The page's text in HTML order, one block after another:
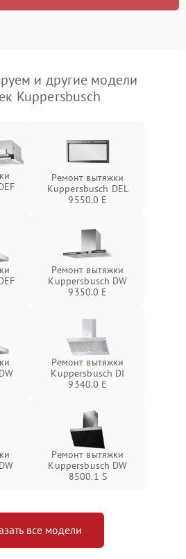
и другие модели
Kuppersbusch
Ремонт вытяжки
Kuppersbusch DEL
9550.0 E
Ремонт вытяжки
Kuppersbusch DW
9350.0 E
Ремонт вытяжки
Kuppersbusch DI
9340.0 E
Ремонт вытяжки
Kuppersbusch DW
8500.1 S
все модели